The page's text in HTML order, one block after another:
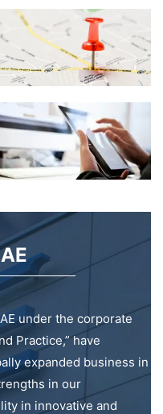
under the corporate
Practice,” have
expanded business in
in our
in innovative and